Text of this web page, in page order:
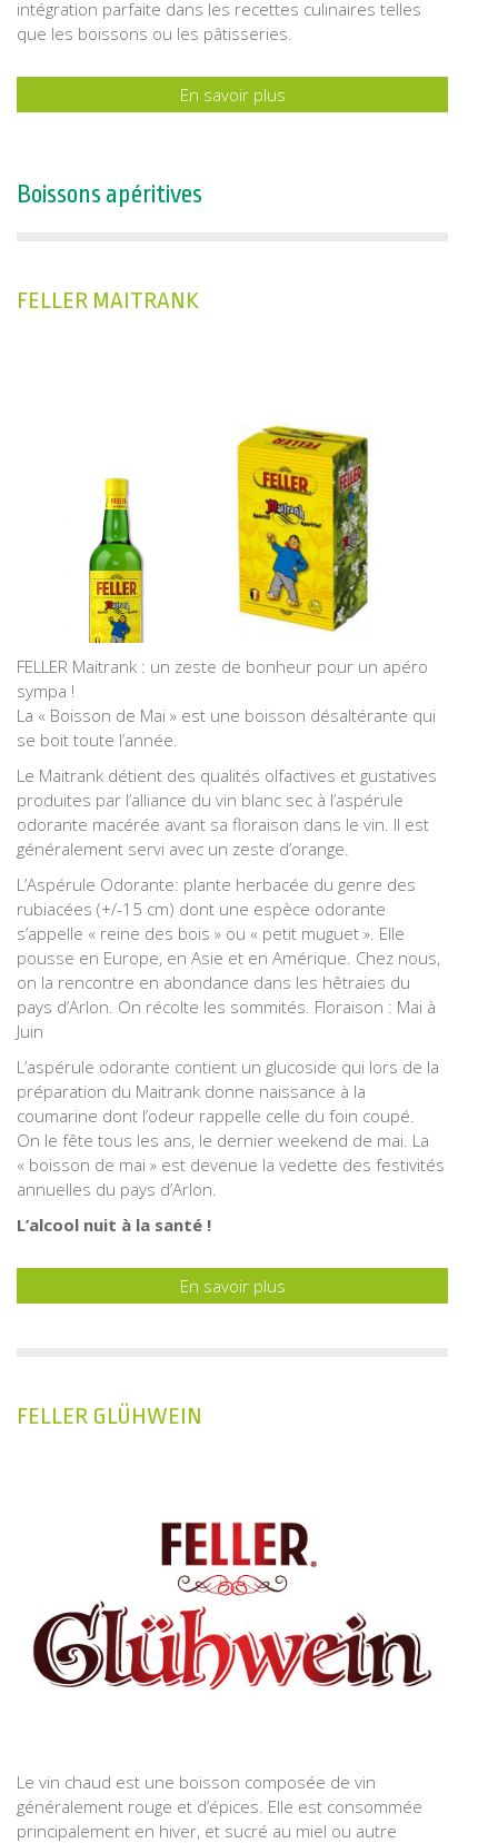
intégration parfaite dans les recettes culinaires telles
que les boissons ou les pâtisseries.
En savoir plus
Boissons apéritives
FELLER MAITRANK
FELLER Maitrank : un zeste de bonheur pour un apéro
sympa !
La « Boisson de Mai » est une boisson désaltérante qui
se boit toute l’année.
Le Maitrank détient des qualités olfactives et gustatives
produites par l’alliance du vin blanc sec à l’aspérule
odorante macérée avant sa floraison dans le vin. Il est
généralement servi avec un zeste d’orange.
L’Aspérule Odorante: plante herbacée du genre des
rubiacées (+/-15 cm) dont une espèce odorante
s’appelle « reine des bois » ou « petit muguet ». Elle
pousse en Europe, en Asie et en Amérique. Chez nous,
on la rencontre en abondance dans les hêtraies du
pays d’Arlon. On récolte les sommités. Floraison : Mai à
Juin
L’aspérule odorante contient un glucoside qui lors de la
préparation du Maitrank donne naissance à la
coumarine dont l’odeur rappelle celle du foin coupé.
On le fête tous les ans, le dernier weekend de mai. La
« boisson de mai » est devenue la vedette des festivités
annuelles du pays d’Arlon.
L’alcool nuit à la santé !
En savoir plus
FELLER GLÜHWEIN
Le vin chaud est une boisson composée de vin
généralement rouge et d’épices. Elle est consommée
principalement en hiver, et sucré au miel ou autre